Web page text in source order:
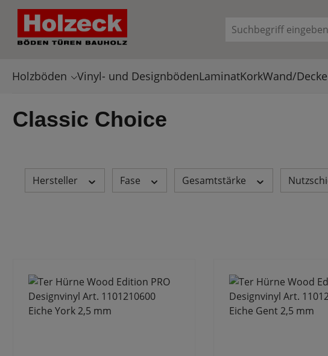
Zur Suche springen
Holzböden Vinyl- und DesignbödenLaminatKorkWand/Decke
Classic Choice
Hersteller Fase Gesamtstärke